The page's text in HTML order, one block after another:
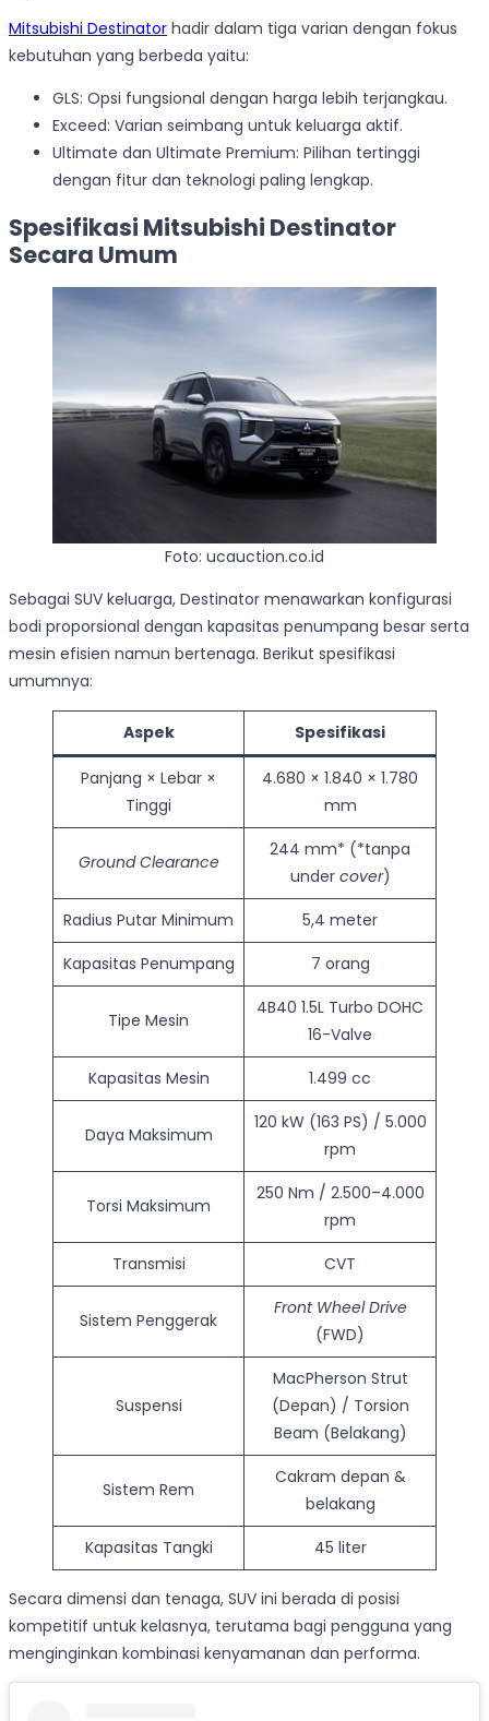
Mitsubishi Destinator hadir dalam tiga varian dengan fokus
kebutuhan yang berbeda yaitu:
GLS: Opsi fungsional dengan harga lebih terjangkau.
Exceed: Varian seimbang untuk keluarga aktif.
Ultimate dan Ultimate Premium: Pilihan tertinggi
dengan fitur dan teknologi paling lengkap.
Spesifikasi Mitsubishi Destinator
Secara Umum
Foto: ucauction.co.id
Sebagai SUV keluarga, Destinator menawarkan konfigurasi
bodi proporsional dengan kapasitas penumpang besar serta
mesin efisien namun bertenaga. Berikut spesifikasi
umumnya:
Aspek Spesifikasi
Panjang × Lebar ×
Tinggi
4.680 × 1.840 × 1.780
mm
Ground Clearance
244 mm* (*tanpa
under cover)
Radius Putar Minimum
5,4 meter
Kapasitas Penumpang
7 orang
Tipe Mesin
4B40 1.5L Turbo DOHC
16-Valve
Kapasitas Mesin
1.499 cc
Daya Maksimum
120 kW (163 PS) / 5.000
rpm
Torsi Maksimum
250 Nm / 2.500–4.000
rpm
Transmisi
CVT
Sistem Penggerak
Front Wheel Drive
(FWD)
Suspensi
MacPherson Strut
(Depan) / Torsion
Beam (Belakang)
Sistem Rem
Cakram depan &
belakang
Kapasitas Tangki
45 liter
Secara dimensi dan tenaga, SUV ini berada di posisi
kompetitif untuk kelasnya, terutama bagi pengguna yang
menginginkan kombinasi kenyamanan dan performa.